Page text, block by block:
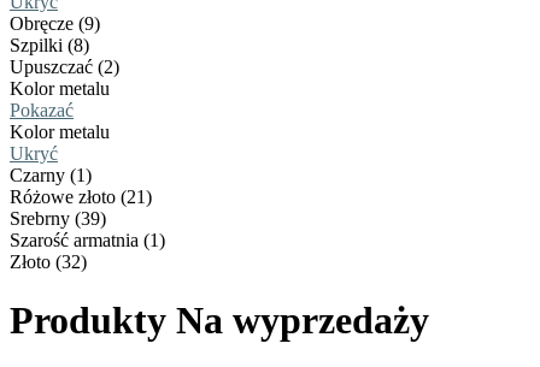
Obręcze (9)
Szpilki (8)
Upuszczać (2)
Kolor metalu
Pokazać
Kolor metalu
Ukryć
Czarny (1)
Różowe złoto (21)
Srebrny (39)
Szarość armatnia (1)
Złoto (32)
Produkty Na wyprzedaży